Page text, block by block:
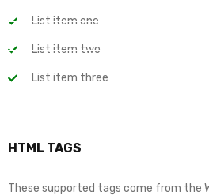
List item one
List item two
List item three
HTML TAGS
These supported tags come from the